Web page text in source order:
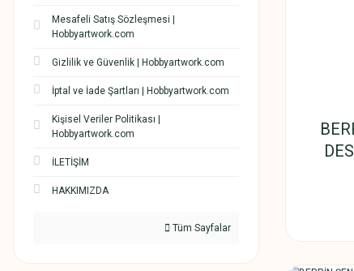
Mesafeli Satış Sözleşmesi |
Hobbyartwork.com
Gizlilik ve Güvenlik | Hobbyartwork.com
İptal ve İade Şartları | Hobbyartwork.com
Kişisel Veriler Politikası |
Hobbyartwork.com
İLETİŞİM
HAKKIMIZDA
Tüm Sayfalar